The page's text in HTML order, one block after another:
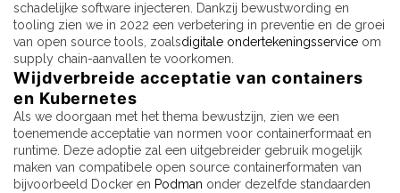
schadelijke software injecteren. Dankzij bewustwording en
tooling zien we in 2022 een verbetering in preventie en de groei
van open source tools, zoalsdigitale ondertekeningsservice om
supply chain-aanvallen te voorkomen.
Wijdverbreide acceptatie van containers
en Kubernetes
Als we doorgaan met het thema bewustzijn, zien we een
toenemende acceptatie van normen voor containerformaat en
runtime. Deze adoptie zal een uitgebreider gebruik mogelijk
maken van compatibele open source containerformaten van
bijvoorbeeld Docker en Podman onder dezelfde standaarden